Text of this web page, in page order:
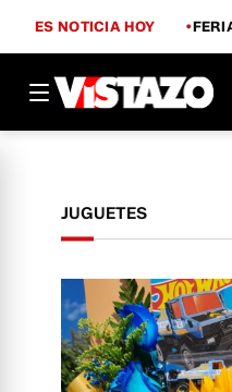
ES NOTICIA HOY
JUGUETES